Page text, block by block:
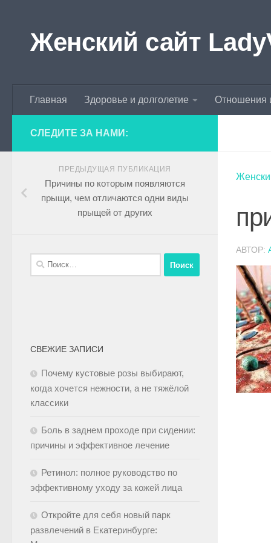
Женский сайт
Главная Здоровье и долголетие Отношения
АВТОР:
СЛЕДИТЕ ЗА НАМИ:
ПРЕДЫДУЩАЯ ПУБЛИКАЦИЯ
Причины по которым появляются
прыщи, чем отличаются одни виды
прыщей от других
СВЕЖИЕ ЗАПИСИ
Почему кустовые розы выбирают,
когда хочется нежности, а не тяжёлой
классики
Боль в заднем проходе при сидении:
причины и эффективное лечение
Ретинол: полное руководство по
эффективному уходу за кожей лица
Откройте для себя новый парк
развлечений в Екатеринбурге: